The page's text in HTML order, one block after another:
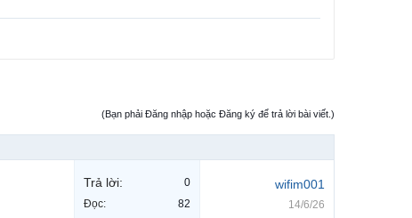
(Bạn phải Đăng nhập hoặc Đăng ký để trả lời bài viết.)
Trả lời:
0
Đọc:
82
wifim001
14/6/26